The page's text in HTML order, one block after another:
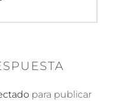
para publicar